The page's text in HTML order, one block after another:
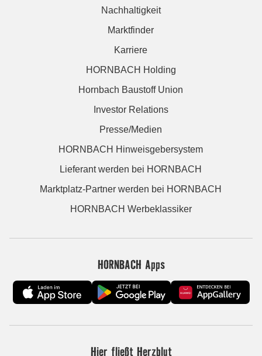
Nachhaltigkeit
Marktfinder
Karriere
HORNBACH Holding
Hornbach Baustoff Union
Investor Relations
Presse/Medien
HORNBACH Hinweisgebersystem
Lieferant werden bei HORNBACH
Marktplatz-Partner werden bei HORNBACH
HORNBACH Werbeklassiker
HORNBACH Apps
Hier fließt Herzblut